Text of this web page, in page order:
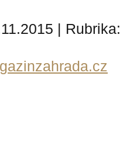
| Rubrika: